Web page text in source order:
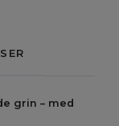
grin – med